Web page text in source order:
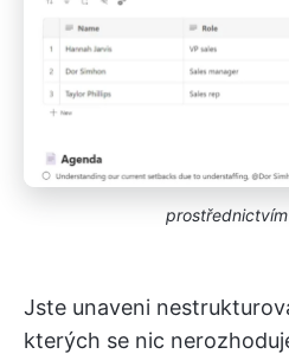
prostřednictvím
Jste unaveni
kterých se nic